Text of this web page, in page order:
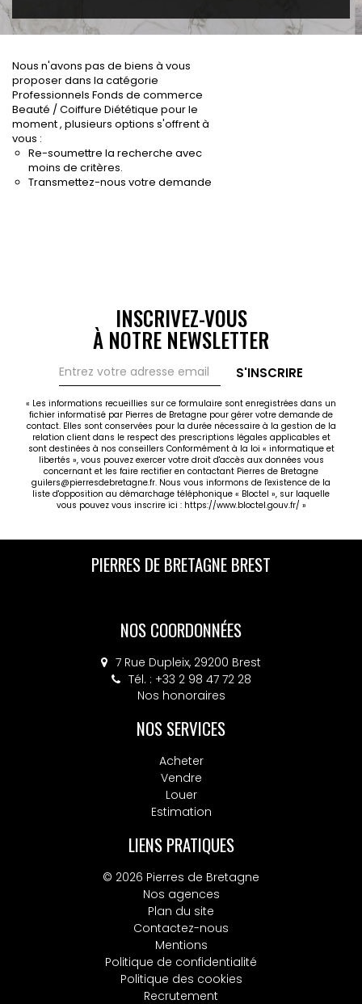
Nous n'avons pas de biens à vous
proposer dans la catégorie
Professionnels Fonds de commerce
Beauté / Coiffure Diététique pour le
moment , plusieurs options s'offrent à
vous :
Re-soumettre la recherche avec
moins de critères.
Transmettez-nous votre demande
INSCRIVEZ-VOUS
À NOTRE NEWSLETTER
S'INSCRIRE
« Les informations recueillies sur ce formulaire sont enregistrées dans un
fichier informatisé par Pierres de Bretagne pour gérer votre demande de
contact. Elles sont conservées pour la durée nécessaire à la gestion de la
relation client dans le respect des prescriptions légales applicables et
sont destinées à nos conseillers Conformément à la loi « informatique et
libertés », vous pouvez exercer votre droit d'accès aux données vous
concernant et les faire rectifier en contactant Pierres de Bretagne
guilers@pierresdebretagne.fr. Nous vous informons de l'existence de la
liste d'opposition au démarchage téléphonique « Bloctel », sur laquelle
vous pouvez vous inscrire ici : https://www.bloctel.gouv.fr/ »
PIERRES DE BRETAGNE BREST
NOS COORDONNÉES
7 Rue Dupleix, 29200 Brest
Tél. : +33 2 98 47 72 28
Nos honoraires
NOS SERVICES
Acheter
Vendre
Louer
Estimation
LIENS PRATIQUES
© 2026 Pierres de Bretagne
Nos agences
Plan du site
Contactez-nous
Mentions
Politique de confidentialité
Politique des cookies
Recrutement